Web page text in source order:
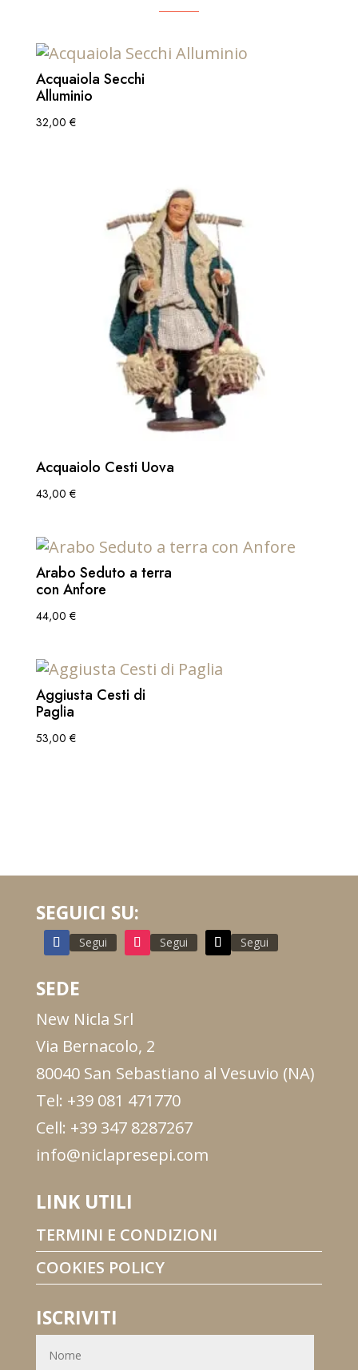
Acquaiola Secchi
Alluminio
32,00 €
Acquaiolo Cesti Uova
43,00 €
Arabo Seduto a terra
con Anfore
44,00 €
Aggiusta Cesti di
Paglia
53,00 €
SEGUICI SU:
Segui Segui Segui
SEDE
New Nicla Srl
Via Bernacolo, 2
80040 San Sebastiano al Vesuvio (NA)
Tel: +39 081 471770
Cell: +39 347 8287267
info@niclapresepi.com
LINK UTILI
TERMINI E CONDIZIONI
COOKIES POLICY
ISCRIVITI